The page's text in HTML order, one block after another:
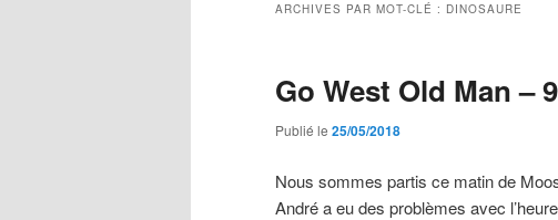
ARCHIVES PAR MOT-CLÉ : DINOSAURE
Go West Old Man – 9
Publié le 25/05/2018
Nous sommes partis ce matin de
André a eu des problèmes avec